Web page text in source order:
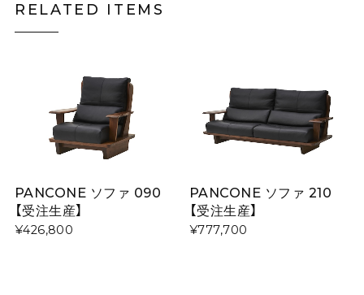
RELATED ITEMS
PANCONE ソファ 090
【受注生産】
¥426,800
PANCONE ソファ 210
【受注生産】
¥777,700